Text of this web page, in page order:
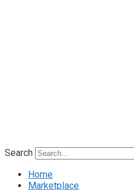
Search
Home
Marketplace